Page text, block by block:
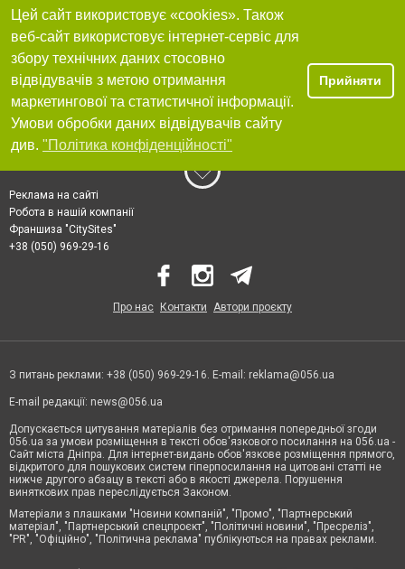
Цей сайт використовує «cookies». Також
веб-сайт використовує інтернет-сервіс для
збору технічних даних стосовно
відвідувачів з метою отримання
маркетингової та статистичної інформації.
Умови обробки даних відвідувачів сайту
див. "Політика конфіденційності"
Прийняти
Реклама на сайті
Робота в нашій компанії
Франшиза "CitySites"
+38 (050) 969-29-16
Про нас Контакти Автори проєкту
З питань реклами: +38 (050) 969-29-16. E-mail: reklama@056.ua
E-mail редакції: news@056.ua
Допускається цитування матеріалів без отримання попередньої згоди
056.ua за умови розміщення в тексті обов'язкового посилання на 056.ua -
Сайт міста Дніпра. Для інтернет-видань обов'язкове розміщення прямого,
відкритого для пошукових систем гіперпосилання на цитовані статті не
нижче другого абзацу в тексті або в якості джерела. Порушення
виняткових прав переслідується Законом.
Матеріали з плашками "Новини компаній", "Промо", "Партнерський
матеріал", "Партнерський спецпроєкт", "Політичні новини", "Пресреліз",
"PR", "Офіційно", "Політична реклама" публікуються на правах реклами.